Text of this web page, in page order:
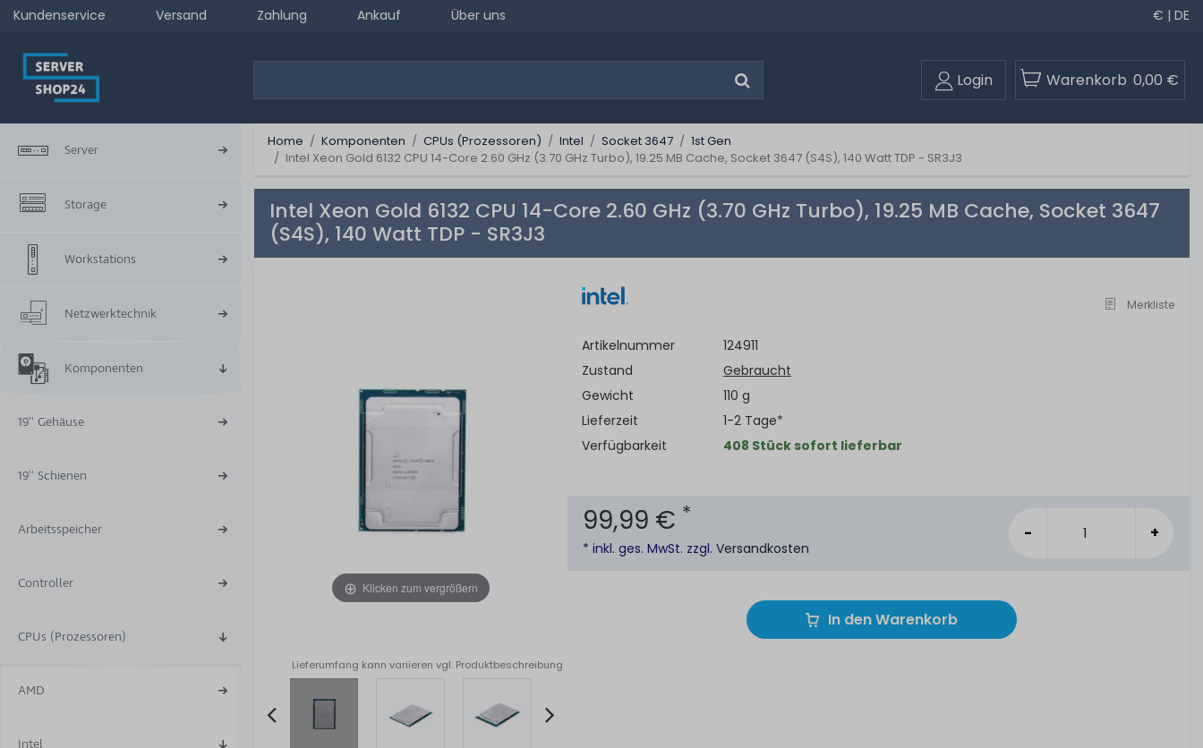
Kundenservice Versand Zahlung Ankauf Über uns € | DE
Login Warenkorb 0,00 €
Server
Storage
Workstations
Netzwerktechnik
Komponenten
19'' Gehäuse
19'' Schienen
Arbeitsspeicher
Controller
CPUs (Prozessoren)
AMD
Intel
Home Komponenten CPUs (Prozessoren) Intel Socket 3647
1st Gen
Intel Xeon Gold 6132 CPU 14-Core 2.60 GHz (3.70 GHz Turbo), 19.25 MB Cache, Socket 3647 (S4S), 140 Watt TDP - SR3J3
Intel Xeon Gold 6132 CPU 14-Core 2.60 GHz (3.70 GHz Turbo), 19.25 MB Cache, Socket 3647
(S4S), 140 Watt TDP - SR3J3
Klicken zum vergrößern
Lieferumfang kann variieren vgl. Produktbeschreibung
Merkliste
Artikelnummer
124911
Zustand
Gebraucht
Gewicht
110 g
Lieferzeit
1-2 Tage*
Verfügbarkeit
408 Stück sofort lieferbar
99,99 € *
* inkl. ges. MwSt. zzgl.Versandkosten
- +
In den Warenkorb